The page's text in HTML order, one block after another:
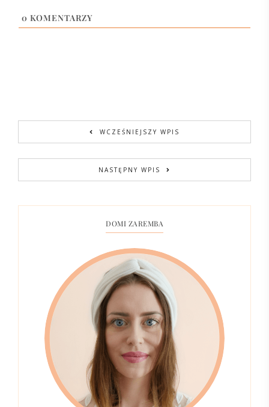
0 KOMENTARZY
WCZEŚNIEJSZY WPIS
NASTĘPNY WPIS
DOMI ZAREMBA